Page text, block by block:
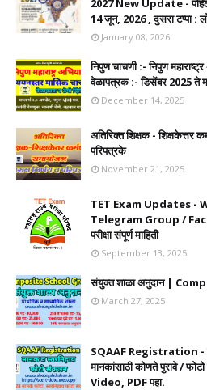
2027 New Update -
14 जून, 2026 , दुसरा टप्पा :
January 08, 2026
निपुण चाचणी :- निपुण
वेळापत्रक :- डिसेंबर 2025 ते
December 14, 2025
अतिरिक्त शिक्षक - शिक्षकेत्तर
परिपत्रके
November 21, 2025
TET Exam Updates -
Telegram Group /
परीक्षा संपूर्ण माहिती
September 13, 2025
संयुक्त शाळा अनुदान |
March 27, 2025
SQAAF Registration -
मानकांसाठी कोणते पुरावे /
Video, PDF पहा.